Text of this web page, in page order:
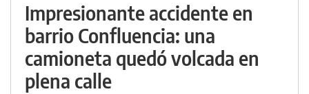
Impresionante accidente en
barrio Confluencia: una
camioneta quedó volcada en
plena calle